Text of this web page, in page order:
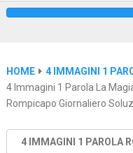
HOME
4 IMMAGINI 1
4 Immagini 1 Parola La
Rompicapo Giornaliero
4 IMMAGINI 1 PAROLA